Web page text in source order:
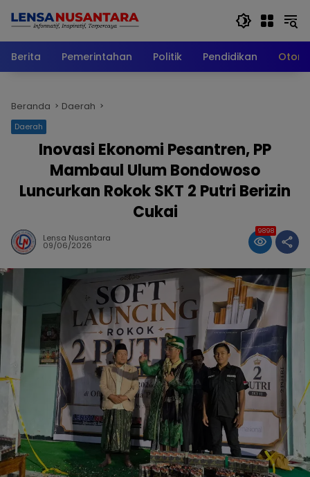
Berita
Pemerintahan Politik Pendidikan
Beranda Daerah
Daerah
Inovasi Ekonomi Pesantren, PP
Mambaul Ulum Bondowoso
Luncurkan Rokok SKT 2 Putri Berizin
Cukai
Lensa Nusantara
09/06/2026
9898